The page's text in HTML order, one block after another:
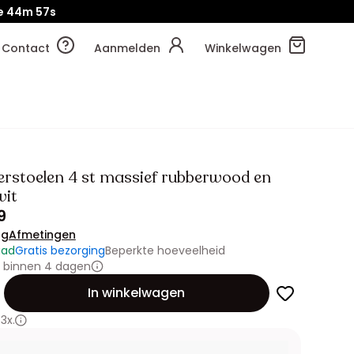
44m 54s
Contact Aanmelden Winkelwagen
4 st massief rubberwood en
Afmetingen
Gratis bezorgingBeperkte hoeveelheid
binnen 4 dagen
In winkelwagen
3x.